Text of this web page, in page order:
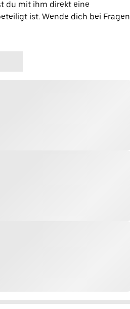
du mit ihm direkt eine
ist. Wende dich bei Fragen